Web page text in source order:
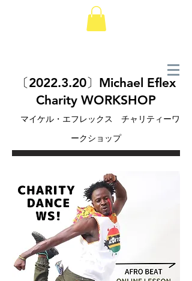
〔2022.3.20〕Michael Eflex
Charity WORKSHOP
マイケル・エフレックス チャリティーワ
ークショップ